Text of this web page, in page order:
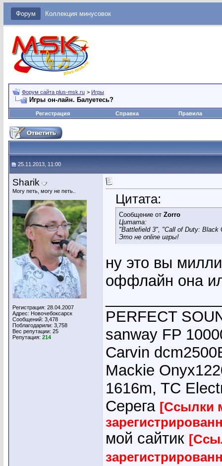
Форум Коллекция минусовок
Форум сайта plus-msk.ru > Игры
Игры он-лайн. Балуетесь?
Регистрация Справка Правила
25.11.2013, 11:00
Sharik
Могу петь, могу не петь..
Регистрация: 28.04.2007
Адрес: Новочебоксарск
Сообщений: 3,478
Поблагодарили: 3,758
Вес репутации: 25
Репутация: 214
Цитата:
Сообщение от Zorro
Цитата:
"Battlefield 3", "Call of Duty:
Это не online игры!
ну это вы
оффлайн она
PERFECT
sanway FP
Carvin
Mackie
1616m, TC
Серега [Ссылки
мой сайтик